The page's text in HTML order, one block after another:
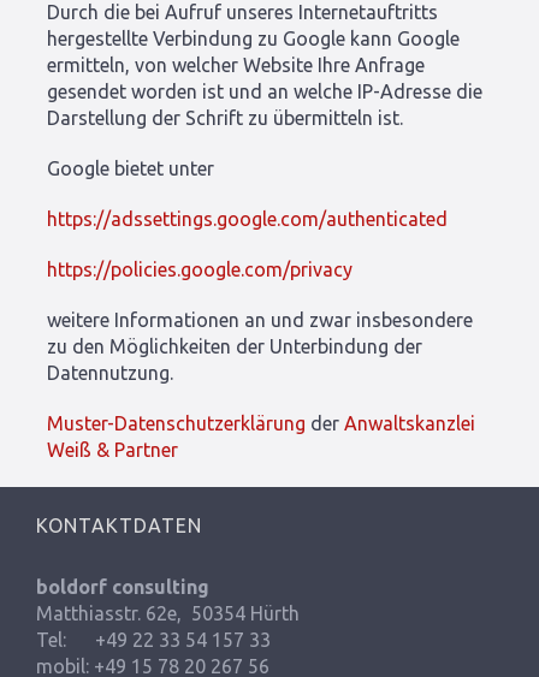
Durch die bei Aufruf unseres Internetauftritts
hergestellte Verbindung zu Google kann Google
ermitteln, von welcher Website Ihre Anfrage
gesendet worden ist und an welche IP-Adresse die
Darstellung der Schrift zu übermitteln ist.
Google bietet unter
https://adssettings.google.com/authenticated
https://policies.google.com/privacy
weitere Informationen an und zwar insbesondere
zu den Möglichkeiten der Unterbindung der
Datennutzung.
Muster-Datenschutzerklärung der Anwaltskanzlei
Weiß & Partner
KONTAKTDATEN
boldorf consulting
Matthiasstr. 62e, 50354 Hürth
Tel: +49 22 33 54 157 33
mobil: +49 15 78 20 267 56